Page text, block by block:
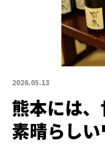
2026.05.13
熊本には
素晴らし